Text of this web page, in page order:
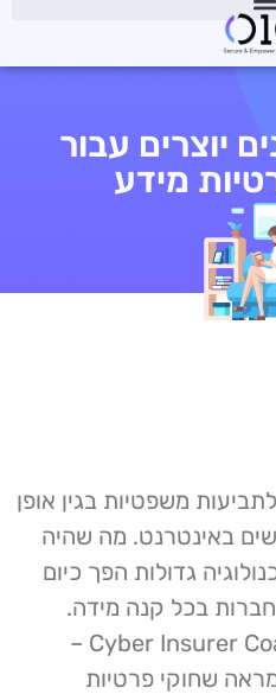
יוצרים עבור
מידע
משפטיות בגין אופן
באינטרנט. מה שהיה
גדולות הפך כיום
בכל קנה מידה.
הניתוח האחרון של Cyber Insurer Coalition –
שחוקי פרטיות